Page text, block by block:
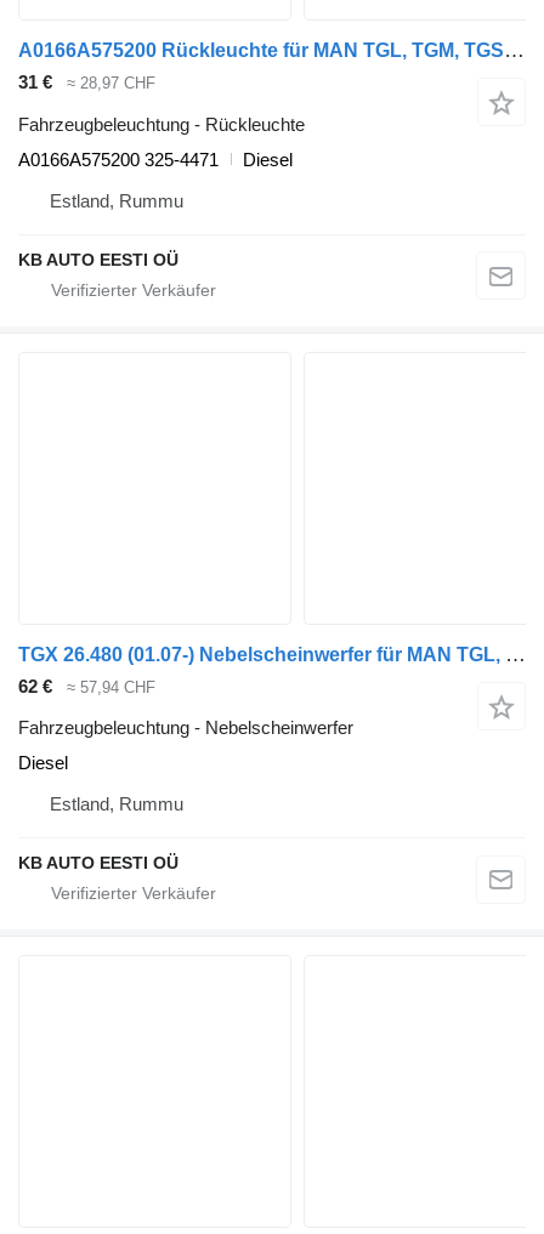
A0166A575200 Rückleuchte für MAN TGL, TGM, TGS, TGX (2005-2021) LKW
31 € ≈ 28,97 CHF
Fahrzeugbeleuchtung - Rückleuchte
A0166A575200 325-4471
Diesel
Estland, Rummu
KB AUTO EESTI OÜ
TGX 26.480 (01.07-) Nebelscheinwerfer für MAN TGL, TGM, TGS, TGX (2005-2021) LKW
62 € ≈ 57,94 CHF
Fahrzeugbeleuchtung - Nebelscheinwerfer
Diesel
Estland, Rummu
KB AUTO EESTI OÜ